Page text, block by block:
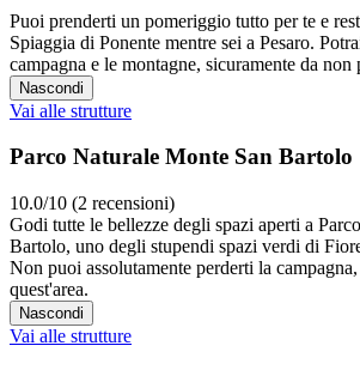
Puoi prenderti un pomeriggio tutto per te e
Spiaggia di Ponente mentre sei a Pesaro.
campagna e le montagne, sicuramente da non
Nascondi
Vai alle strutture
Parco Naturale Monte San Bartolo
10.0/10 (2 recensioni)
Godi tutte le bellezze degli spazi aperti a
Bartolo, uno degli stupendi spazi verdi di
Non puoi assolutamente perderti la
quest'area.
Nascondi
Vai alle strutture